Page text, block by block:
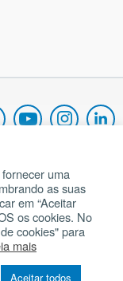
uma
as suas
em “Aceitar
os cookies. No
cookies" para
mais
Aceitar todos